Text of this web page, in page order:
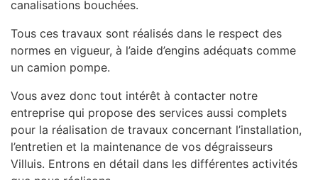
canalisations bouchées.
Tous ces travaux sont réalisés dans le respect des
normes en vigueur, à l’aide d’engins adéquats comme
un camion pompe.
Vous avez donc tout intérêt à contacter notre
entreprise qui propose des services aussi complets
pour la réalisation de travaux concernant l’installation,
l’entretien et la maintenance de vos dégraisseurs
Villuis. Entrons en détail dans les différentes activités